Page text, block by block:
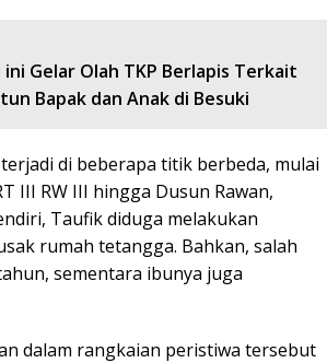
Gelar Olah TKP Berlapis Terkait
Bapak dan Anak di Besuki
di beberapa titik berbeda, mulai
III RW III hingga Dusun Rawan,
Taufik diduga melakukan
rumah tetangga. Bahkan, salah
sementara ibunya juga
dalam rangkaian peristiwa tersebut